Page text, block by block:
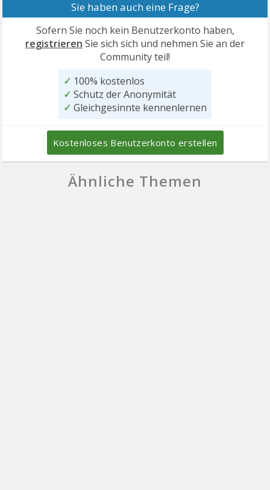
Sie haben auch eine Frage?
Sofern Sie noch kein Benutzerkonto haben,
registrieren Sie sich sich und nehmen Sie an der
Community teil!
✓ 100% kostenlos
✓ Schutz der Anonymität
✓ Gleichgesinnte kennenlernen
Kostenloses Benutzerkonto erstellen
Ähnliche Themen